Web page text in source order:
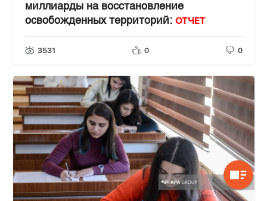
миллиарды на восстановление
освобожденных территорий: ОТЧЕТ
3531 0 0